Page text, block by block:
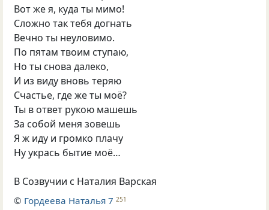
Вот же я, куда ты мимо!
Сложно так тебя догнать
Вечно ты неуловимо.
По пятам твоим ступаю,
Но ты снова далеко,
И из виду вновь теряю
Счастье, где же ты моё?
Ты в ответ рукою машешь
За собой меня зовешь
Я ж иду и громко плачу
Ну укрась бытие моё…
В Созвучии с Наталия Варская
© Гордеева Наталья 7 251